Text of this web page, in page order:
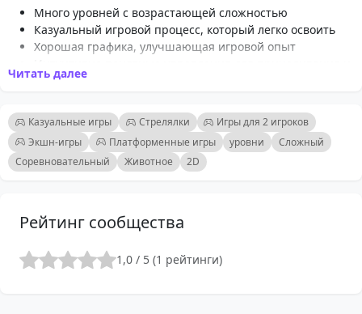
Много уровней с возрастающей сложностью
Казуальный игровой процесс, который легко освоить
Хорошая графика, улучшающая игровой опыт
стрельбы
Таблицы лидеров для отслеживания очков и
соревнования с друзьями
Усиления и бонусы для улучшения игрового процесса
Регулярные обновления с новыми уровнями и
Читать далее
Казуальные игры Стрелялки
Игры для 2 игроков
Экшн-игры
Платформенные игры уровни
Сложный
Соревновательный
Животное 2D
Рейтинг сообщества
1,0 / 5 (1 рейтинги)